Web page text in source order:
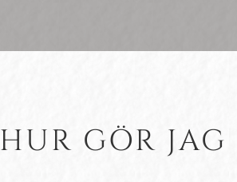
HUR GÖR JAG